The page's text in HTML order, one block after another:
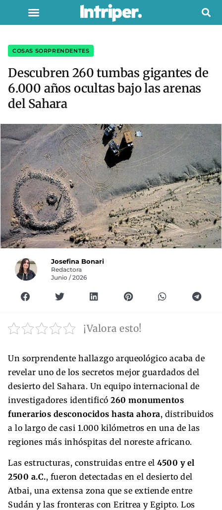
COSAS SORPRENDENTES
Descubren 260 tumbas gigantes de
6.000 años ocultas bajo las arenas
del Sahara
Josefina Bonari
Redactora
Junio / 2026
¡Valora esto!
Un sorprendente hallazgo arqueológico acaba de
revelar uno de los secretos mejor guardados del
desierto del Sahara. Un equipo internacional de
investigadores identificó 260 monumentos
funerarios desconocidos hasta ahora, distribuidos
a lo largo de casi 1.000 kilómetros en una de las
regiones más inhóspitas del noreste africano.
Las estructuras, construidas entre el 4500 y el
2500 a.C., fueron detectadas en el desierto del
Atbai, una extensa zona que se extiende entre
Sudán y las fronteras con Eritrea y Egipto. Los